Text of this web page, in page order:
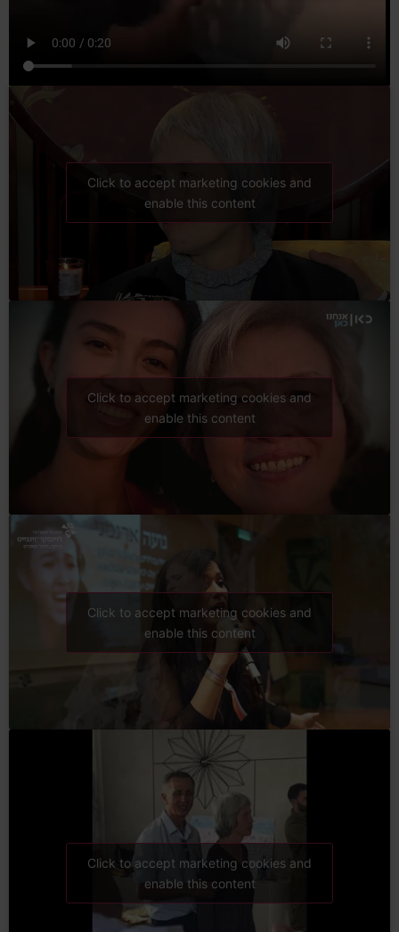
Click to accept marketing cookies and
enable this content
Click to accept marketing cookies and
enable this content
Click to accept marketing cookies and
enable this content
Click to accept marketing cookies and
enable this content